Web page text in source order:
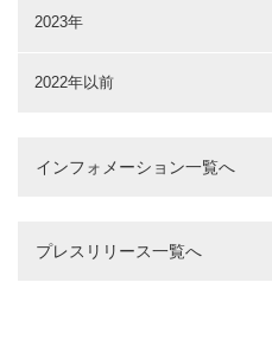
2023年
2022年以前
インフォメーション一覧へ
プレスリリース一覧へ